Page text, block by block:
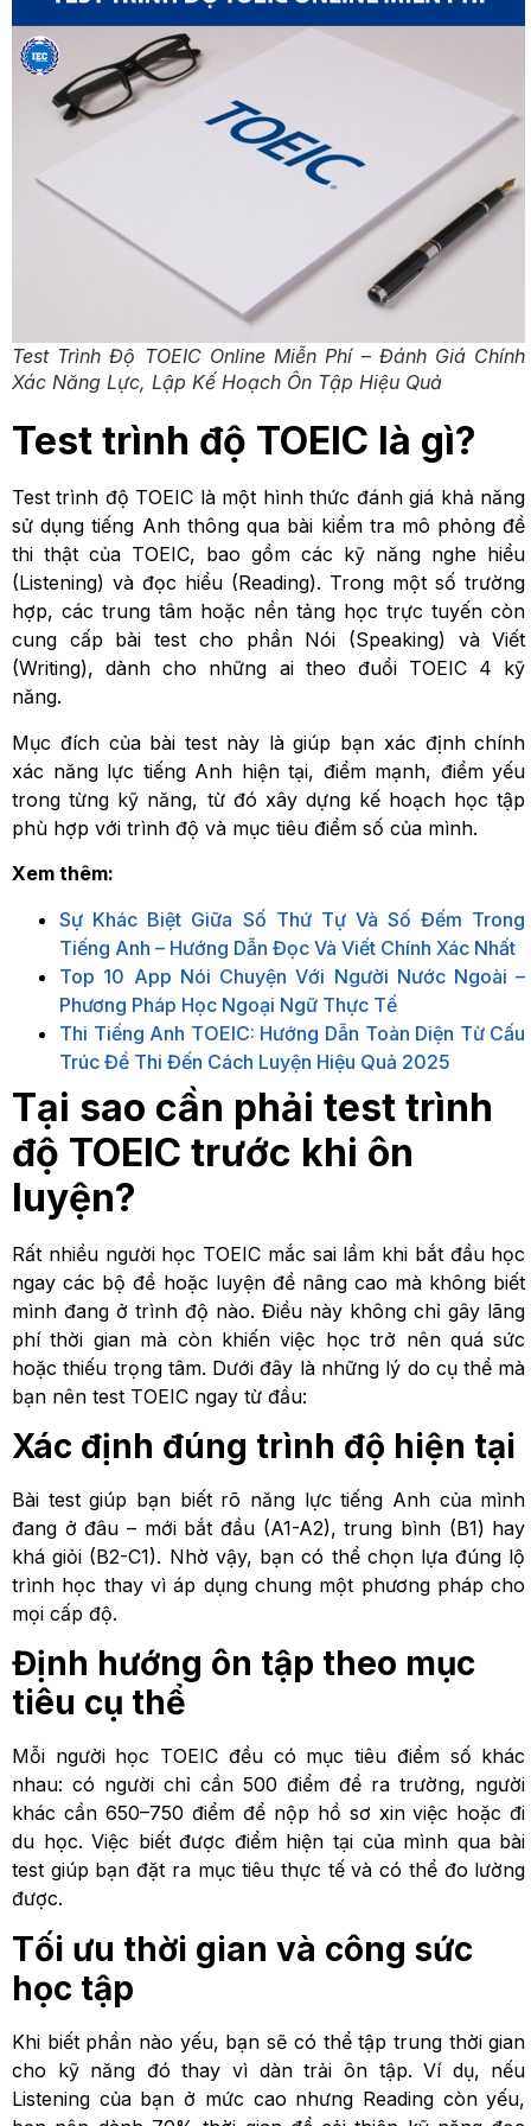
Test Trình Độ TOEIC Online Miễn Phí – Đánh Giá Chính
Xác Năng Lực, Lập Kế Hoạch Ôn Tập Hiệu Quả
Test trình độ TOEIC là gì?
Test trình độ TOEIC là một hình thức đánh giá khả năng
sử dụng tiếng Anh thông qua bài kiểm tra mô phỏng đề
thi thật của TOEIC, bao gồm các kỹ năng nghe hiểu
(Listening) và đọc hiểu (Reading). Trong một số trường
hợp, các trung tâm hoặc nền tảng học trực tuyến còn
cung cấp bài test cho phần Nói (Speaking) và Viết
(Writing), dành cho những ai theo đuổi TOEIC 4 kỹ
năng.
Mục đích của bài test này là giúp bạn xác định chính
xác năng lực tiếng Anh hiện tại, điểm mạnh, điểm yếu
trong từng kỹ năng, từ đó xây dựng kế hoạch học tập
phù hợp với trình độ và mục tiêu điểm số của mình.
Xem thêm:
Sự Khác Biệt Giữa Số Thứ Tự Và Số Đếm Trong
Tiếng Anh – Hướng Dẫn Đọc Và Viết Chính Xác Nhất
Top 10 App Nói Chuyện Với Người Nước Ngoài –
Phương Pháp Học Ngoại Ngữ Thực Tế
Thi Tiếng Anh TOEIC: Hướng Dẫn Toàn Diện Từ Cấu
Trúc Đề Thi Đến Cách Luyện Hiệu Quả 2025
Tại sao cần phải test trình
độ TOEIC trước khi ôn
luyện?
Rất nhiều người học TOEIC mắc sai lầm khi bắt đầu học
ngay các bộ đề hoặc luyện đề nâng cao mà không biết
mình đang ở trình độ nào. Điều này không chỉ gây lãng
phí thời gian mà còn khiến việc học trở nên quá sức
hoặc thiếu trọng tâm. Dưới đây là những lý do cụ thể mà
bạn nên test TOEIC ngay từ đầu:
Xác định đúng trình độ hiện tại
Bài test giúp bạn biết rõ năng lực tiếng Anh của mình
đang ở đâu – mới bắt đầu (A1-A2), trung bình (B1) hay
khá giỏi (B2-C1). Nhờ vậy, bạn có thể chọn lựa đúng lộ
trình học thay vì áp dụng chung một phương pháp cho
mọi cấp độ.
Định hướng ôn tập theo mục
tiêu cụ thể
Mỗi người học TOEIC đều có mục tiêu điểm số khác
nhau: có người chỉ cần 500 điểm để ra trường, người
khác cần 650–750 điểm để nộp hồ sơ xin việc hoặc đi
du học. Việc biết được điểm hiện tại của mình qua bài
test giúp bạn đặt ra mục tiêu thực tế và có thể đo lường
được.
Tối ưu thời gian và công sức
học tập
Khi biết phần nào yếu, bạn sẽ có thể tập trung thời gian
cho kỹ năng đó thay vì dàn trải ôn tập. Ví dụ, nếu
Listening của bạn ở mức cao nhưng Reading còn yếu,